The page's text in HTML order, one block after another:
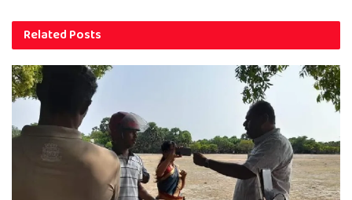
RelatedPosts